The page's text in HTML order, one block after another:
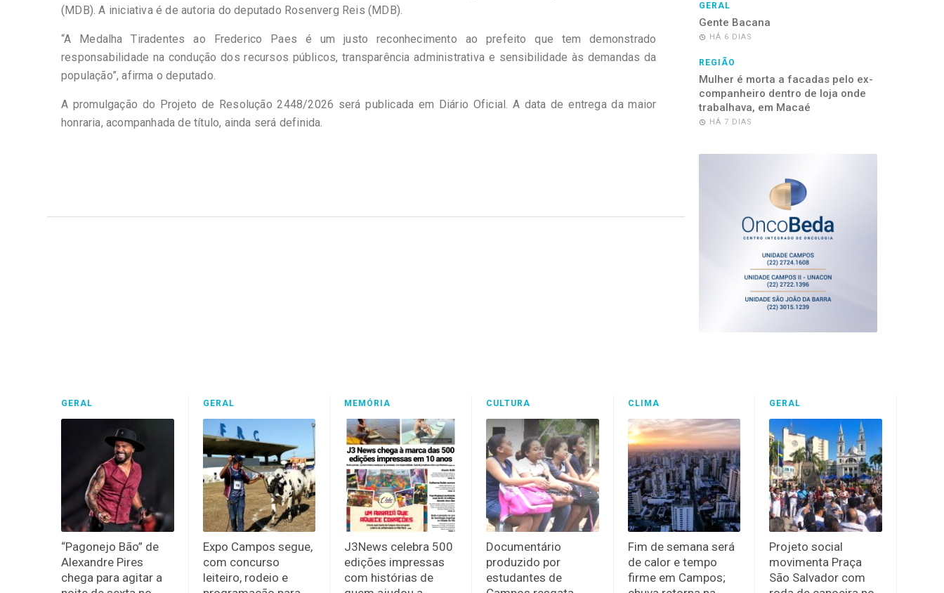
(MDB). A iniciativa é de autoria do deputado Rosenverg Reis (MDB).
“A Medalha Tiradentes ao Frederico Paes é um justo reconhecimento ao prefeito que tem demonstrado
responsabilidade na condução dos recursos públicos, transparência administrativa e sensibilidade às demandas da
população”, afirma o deputado.
A promulgação do Projeto de Resolução 2448/2026 será publicada em Diário Oficial. A data de entrega da maior
honraria, acompanhada de título, ainda será definida.
GERAL
Gente Bacana
HÁ 6 DIAS
REGIÃO
Mulher é morta a facadas pelo ex-
companheiro dentro de loja onde
trabalhava, em Macaé
HÁ 7 DIAS
GERAL
“Pagonejo Bão” de
Alexandre Pires
chega para agitar a
GERAL
Expo Campos segue,
com concurso
leiteiro, rodeio e
MEMÓRIA
J3News celebra 500
edições impressas
com histórias de
CULTURA
Documentário
produzido por
estudantes de
CLIMA
Fim de semana será
de calor e tempo
firme em Campos;
GERAL
Projeto social
movimenta Praça
São Salvador com